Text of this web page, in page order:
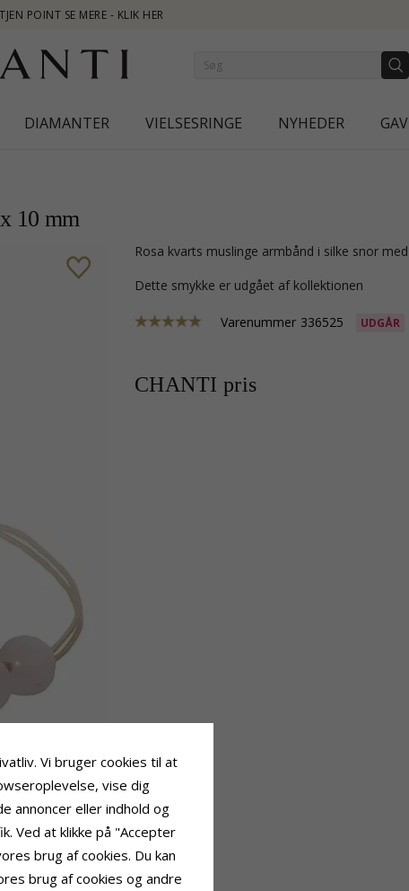
DIAMANTER VIELSESRINGE NYHEDER
10 mm
rosa kvarts muslinge armbånd i silke snor
Dette smykke er udgået af kollektionen
Varenummer 336525 UDGÅR
CHANTI pris
Vi bruger cookies til at
vise dig
annoncer eller indhold og
Ved at klikke på "Accepter
brug af cookies. Du kan
brug af cookies og andre